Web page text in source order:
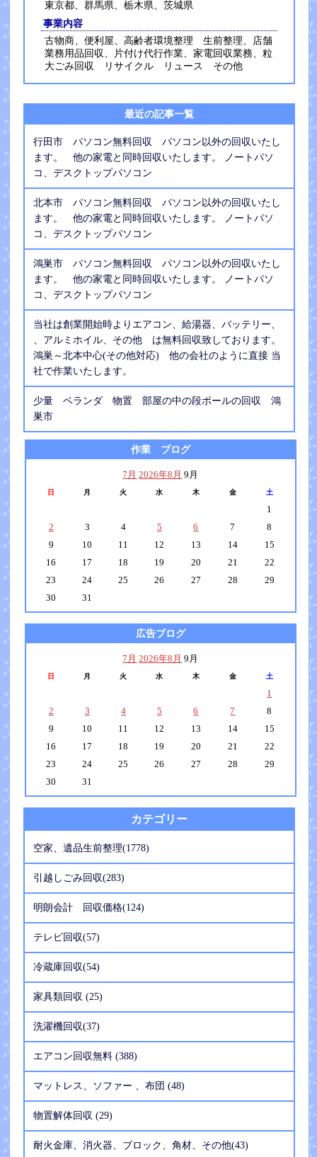
東京都、群馬県、栃木県、茨城県
事業内容
古物商、便利屋、高齢者環境整理 生前整理、店舗
業務用品回収、片付け代行作業、家電回収業務、粒
大ごみ回収 リサイクル リュース その他
最近の記事一覧
行田市 パソコン無料回収 パソコン以外の回収いたし
ます。 他の家電と同時回収いたします。 ノートパソ
コ、デスクトップパソコン
北本市 パソコン無料回収 パソコン以外の回収いたし
ます。 他の家電と同時回収いたします。 ノートパソ
コ、デスクトップパソコン
鴻巣市 パソコン無料回収 パソコン以外の回収いたし
ます。 他の家電と同時回収いたします。 ノートパソ
コ、デスクトップパソコン
当社は創業開始時よりエアコン、給湯器、バッテリー、
、アルミホイル、その他 は無料回収致しております。
鴻巣～北本中心(その他対応) 他の会社のように直接 当
社で作業いたします。
少量 ベランダ 物置 部屋の中の段ボールの回収 鴻
巣市
作業 ブログ
7月 2026年8月 9月
日 月 火 水 木 金 土
1
2
3 4 5 6 7
8
9
10 11 12 13 14
15
16
17 18 19 20 21
22
23
24 25 26 27 28
29
30
31
広告ブログ
7月 2026年8月 9月
日 月 火 水 木 金 土
1
2
3 4 5 6 7
8
9
10 11 12 13 14
15
16
17 18 19 20 21
22
23
24 25 26 27 28
29
30
31
カテゴリー
空家、遺品生前整理(1778)
引越しごみ回収(283)
明朗会計 回収価格(124)
テレビ回収(57)
冷蔵庫回収(54)
家具類回収 (25)
洗濯機回収(37)
エアコン回収無料 (388)
マットレス、ソファー 、布団 (48)
物置解体回収 (29)
耐火金庫、消火器、ブロック、角材、その他(43)